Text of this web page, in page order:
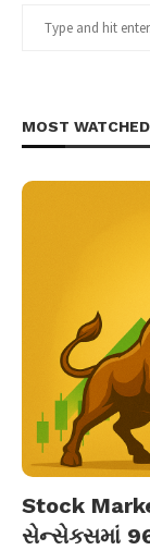
MOST WATCHED
Stock
સેન્સેક્સમાં